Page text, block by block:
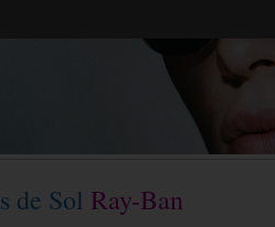
de Sol Ray-Ban